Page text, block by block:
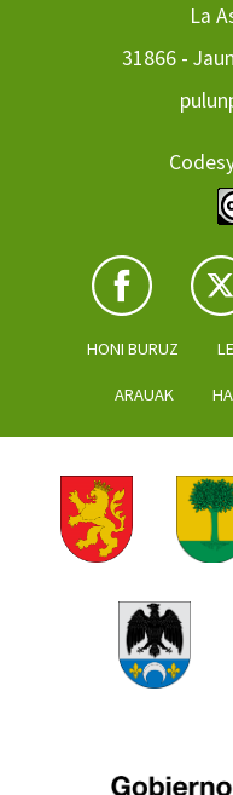
La
31866 -
HONI BURUZ
ARAUAK